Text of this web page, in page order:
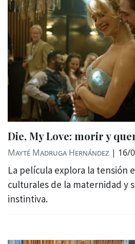
Die, My Love: morir y
Mayté Madruga Hernández | 16/
La película explora la tensión
culturales de la maternidad y
instintiva.